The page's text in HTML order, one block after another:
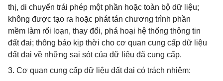
thị, di chuyển trái phép một phần hoặc toàn bộ dữ liệu;
không được tạo ra hoặc phát tán chương trình phần
mềm làm rối loạn, thay đổi, phá hoại hệ thống thông tin
đất đai; thông báo kịp thời cho cơ quan cung cấp dữ liệu
đất đai về những sai sót của dữ liệu đã cung cấp.
3. Cơ quan cung cấp dữ liệu đất đai có trách nhiệm: